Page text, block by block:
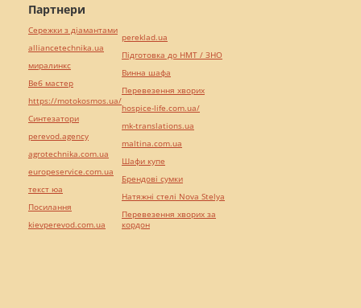
Партнери
Сережки з діамантами
alliancetechnika.ua
миралинкс
Веб мастер
https://motokosmos.ua/
Синтезатори
perevod.agency
agrotechnika.com.ua
europeservice.com.ua
текст юа
Посилання
kievperevod.com.ua
pereklad.ua
Підготовка до НМТ / ЗНО
Винна шафа
Перевезення хворих
hospice-life.com.ua/
mk-translations.ua
maltina.com.ua
Шафи купе
Брендові сумки
Натяжні стелі Nova Stelya
Перевезення хворих за
кордон